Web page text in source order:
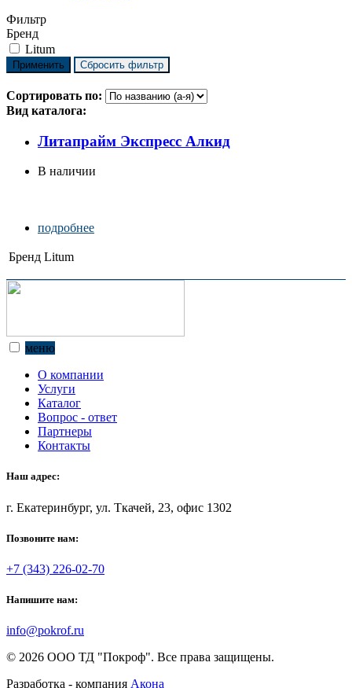
Фильтр
Бренд
Litum
Сортировать по:
Вид каталога:
Литапрайм Экспресс Алкид
В наличии
подробнее
Бренд Litum
меню
О компании
Услуги
Каталог
Вопрос - ответ
Партнеры
Контакты
Наш адрес:
г. Екатеринбург, ул. Ткачей, 23, офис 1302
Позвоните нам:
+7 (343) 226-02-70
Напишите нам:
info@pokrof.ru
© 2026 ООО ТД "Покроф". Все права защищены.
Разработка - компания Акона